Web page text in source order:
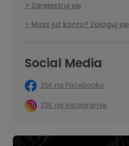
Zarejestruj się
Masz już konto? Zaloguj się
Social Media
ZSK na Facebooku
ZSK na Instagramie